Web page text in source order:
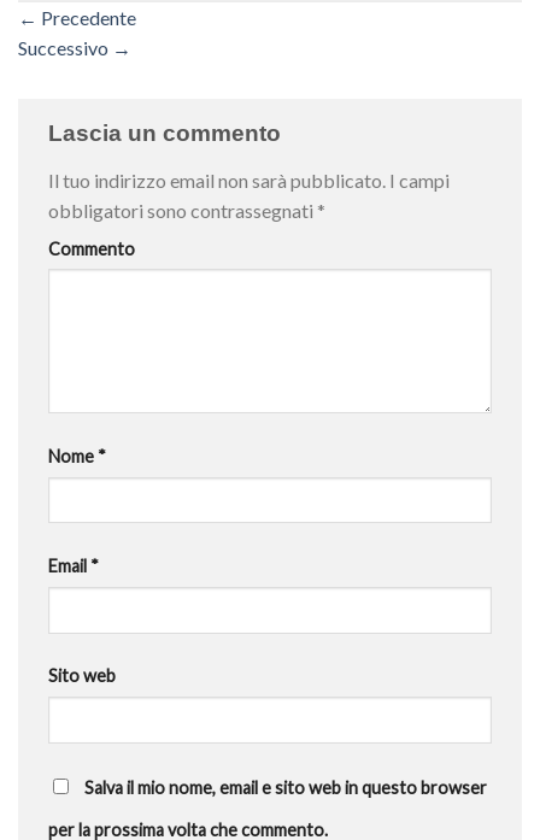
← Precedente
Successivo →
Lascia un commento
Il tuo indirizzo email non sarà pubblicato. I campi
obbligatori sono contrassegnati *
Commento
Nome *
Email *
Sito web
Salva il mio nome, email e sito web in questo browser
per la prossima volta che commento.